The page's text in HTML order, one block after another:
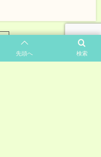
検索
先頭へ